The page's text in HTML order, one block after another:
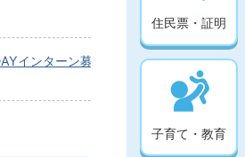
インターン募
住民票・証明
子育て・教育